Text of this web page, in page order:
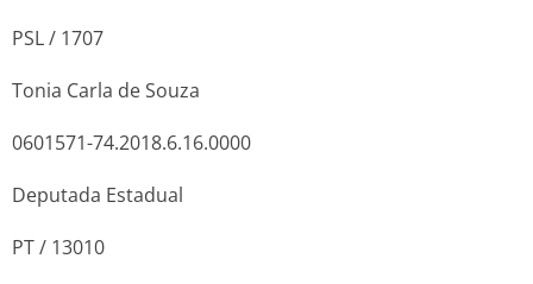
PSL / 1707
Tonia Carla de Souza
0601571-74.2018.6.16.0000
Deputada Estadual
PT / 13010